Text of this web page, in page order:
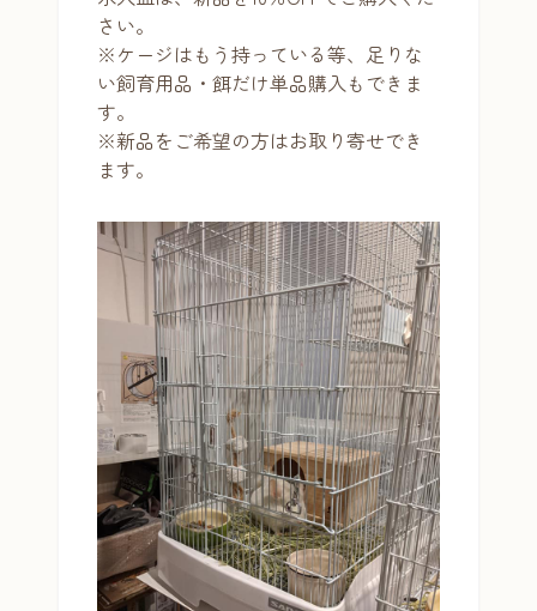
さい。
※ケージはもう持っている等、足りな
い飼育用品・餌だけ単品購入もできま
す。
※新品をご希望の方はお取り寄せでき
ます。